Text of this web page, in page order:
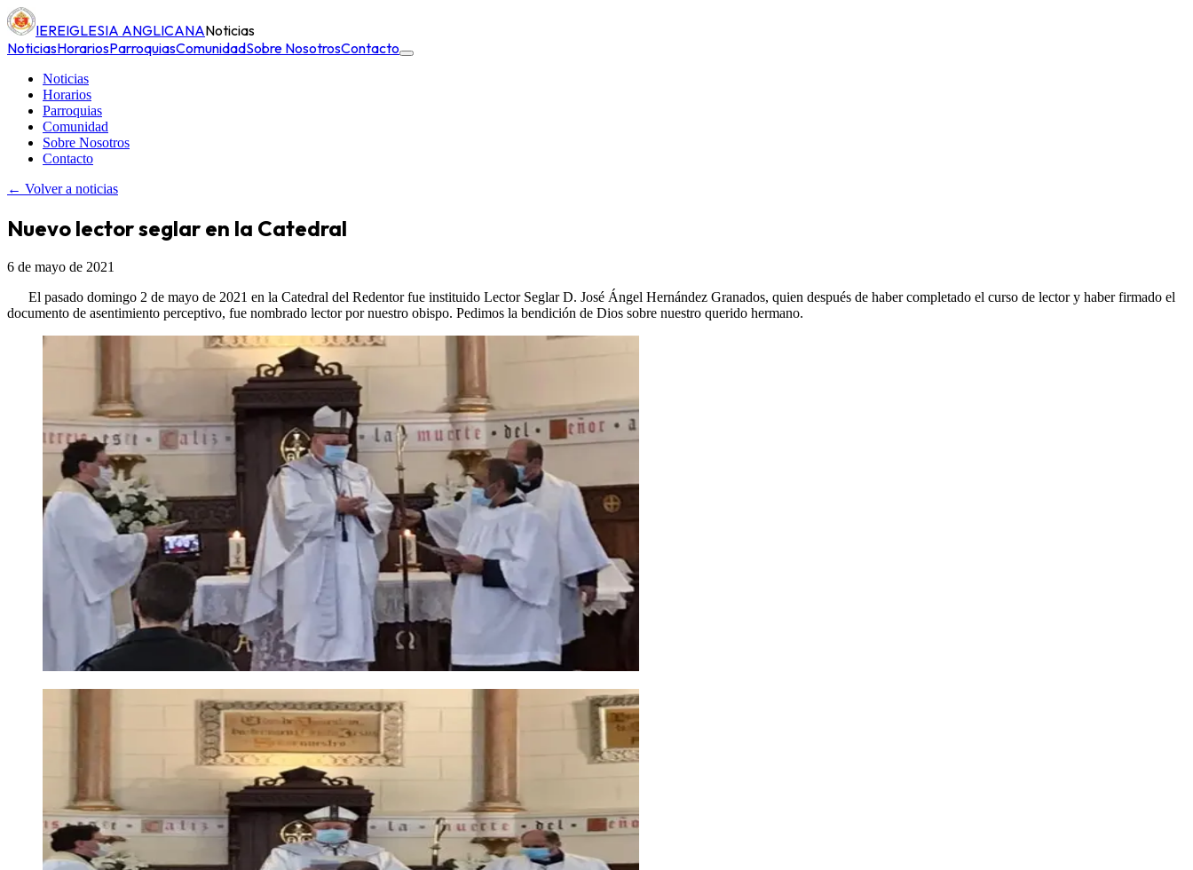
IEREIGLESIA ANGLICANANoticias
NoticiasHorariosParroquiasComunidadSobre NosotrosContacto
Noticias
Horarios
Parroquias
Comunidad
Sobre Nosotros
Contacto
← Volver a noticias
Nuevo lector seglar en la Catedral
6 de mayo de 2021
El pasado domingo 2 de mayo de 2021 en la Catedral del Redentor fue instituido Lector Seglar D. José Ángel Hernández Granados, quien después de haber completado el curso de lector y haber firmado el
documento de asentimiento perceptivo, fue nombrado lector por nuestro obispo. Pedimos la bendición de Dios sobre nuestro querido hermano.